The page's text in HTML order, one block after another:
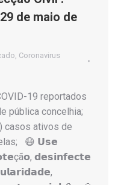
de maio de
Coronavirus
19 reportados
pública concelhia;
casos ativos de
😷 𝗨𝘀𝗲
𝗱𝗲𝘀𝗶𝗻𝗳𝗲𝗰𝘁𝗲